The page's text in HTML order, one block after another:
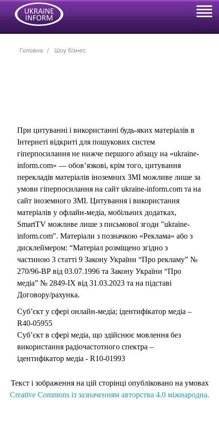
Головна Шоу бізнес
При цитуванні і використанні будь-яких матеріалів в
Інтернеті відкриті для пошукових систем
гіперпосилання не нижче першого абзацу на «ukraine-
inform.com» — обов’язкові, крім того, цитування
перекладів матеріалів іноземних ЗМІ можливе лише за
умови гіперпосилання на сайт ukraine-inform.com та на
сайт іноземного ЗМІ. Цитування і використання
матеріалів у офлайн-медіа, мобільних додатках,
SmartTV можливе лише з письмової згоди "ukraine-
inform.com". Матеріали з позначкою «Реклама» або з
дисклеймером: “Матеріал розміщено згідно з
частиною 3 статті 9 Закону України “Про рекламу” №
270/96-ВР від 03.07.1996 та Закону України “Про
медіа” № 2849-IX від 31.03.2023 та на підставі
Договору/рахунка.
Суб’єкт у сфері онлайн-медіа; ідентифікатор медіа –
R40-05955
Суб’єкт в сфері медіа, що здійснює мовлення без
використання радіочастотного спектра –
ідентифікатор медіа - R10-01993
Текст і зображення на цій сторінці опубліковано на умовах
Creative Commons із зазначенням авторства 4.0 міжнародна.